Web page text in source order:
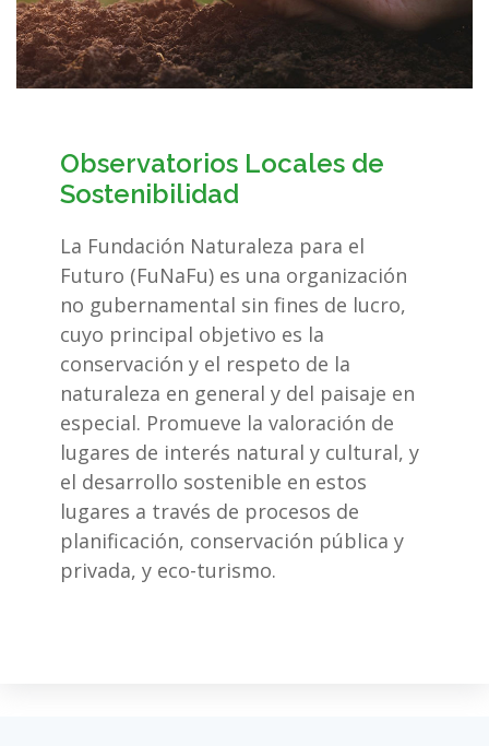
Observatorios Locales de
Sostenibilidad
La Fundación Naturaleza para el
Futuro (FuNaFu) es una organización
no gubernamental sin fines de lucro,
cuyo principal objetivo es la
conservación y el respeto de la
naturaleza en general y del paisaje en
especial. Promueve la valoración de
lugares de interés natural y cultural, y
el desarrollo sostenible en estos
lugares a través de procesos de
planificación, conservación pública y
privada, y eco-turismo.